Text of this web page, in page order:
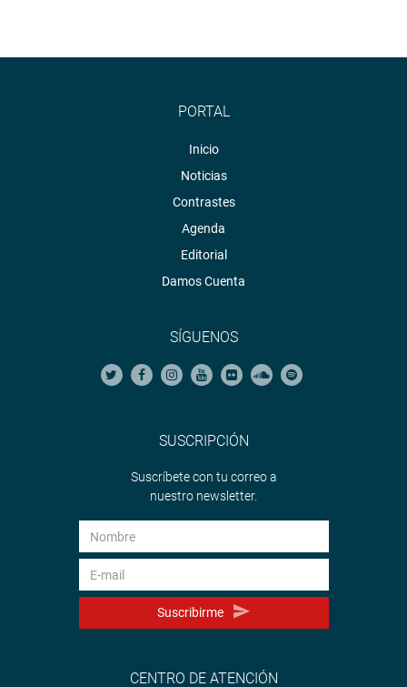
PORTAL
Inicio
Noticias
Contrastes
Agenda
Editorial
Damos Cuenta
SÍGUENOS
SUSCRIPCIÓN
Suscríbete con tu correo a
nuestro newsletter.
Suscribirme
CENTRO DE ATENCIÓN